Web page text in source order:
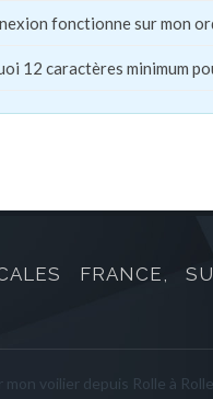
fonctionne sur mon
12 caractères minimum
FRANCE,
voilier depuis Rolle à Rolle